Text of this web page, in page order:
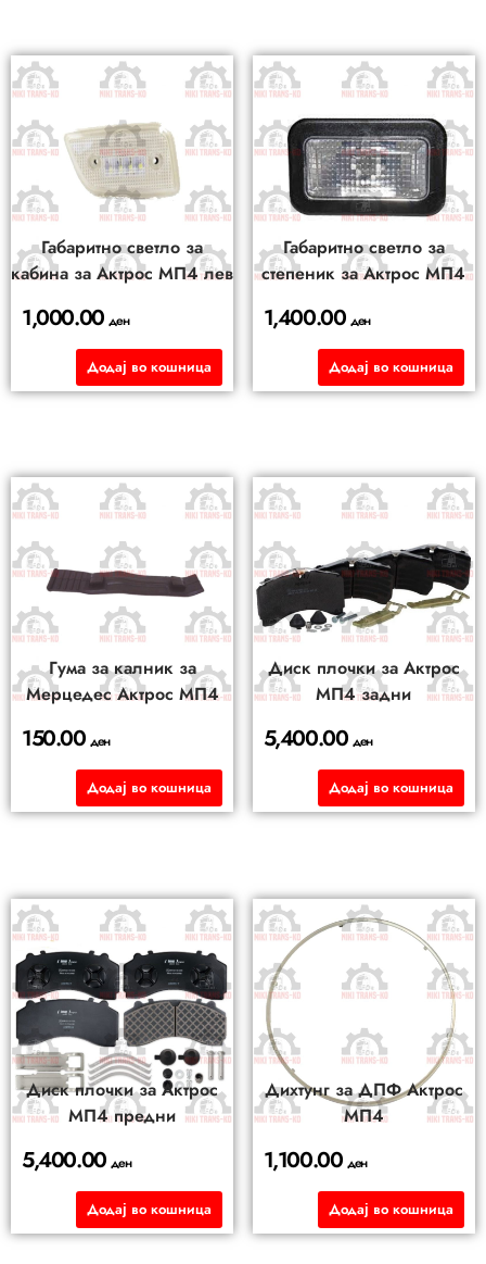
Габаритно светло за
кабина за Актрос МП4 лев
1,000.00ден
Додај во кошница
Габаритно светло за
степеник за Актрос МП4
1,400.00 ден
Додај во кошница
Гума за калник за
Мерцедес Актрос МП4
150.00ден
Додај во кошница
Диск плочки за Актрос
МП4 задни
5,400.00 ден
Додај во кошница
Диск плочки за Актрос
МП4 предни
5,400.00ден
Додај во кошница
Дихтунг за ДПФ Актрос
МП4
1,100.00 ден
Додај во кошница